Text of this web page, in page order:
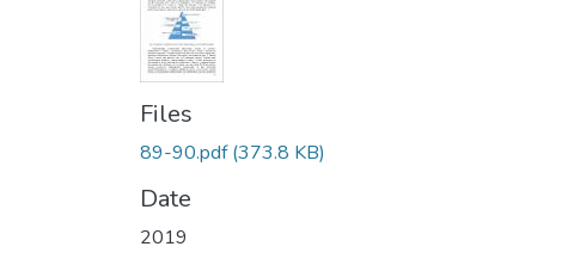
Files
89-90.pdf(373.8 KB)
Date
2019